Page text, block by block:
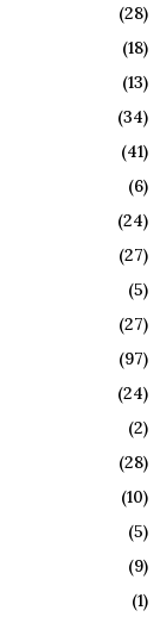
(28)
(18)
(13)
(34)
(41)
(6)
(24)
(27)
(5)
(27)
(97)
(24)
(2)
(28)
(10)
(5)
(9)
(1)